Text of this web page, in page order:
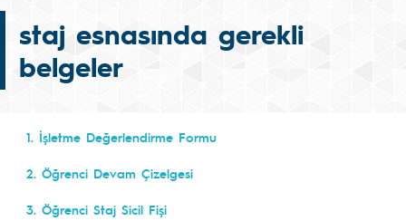
staj esnasında gerekli
belgeler
1. İşletme Değerlendirme Formu
2. Öğrenci Devam Çizelgesi
3. Öğrenci Staj Sicil Fişi